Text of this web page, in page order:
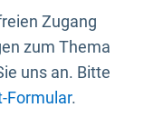
Zugang
zum Thema
uns an. Bitte
Formular.